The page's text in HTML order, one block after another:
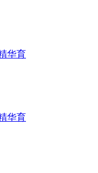
华育
华育